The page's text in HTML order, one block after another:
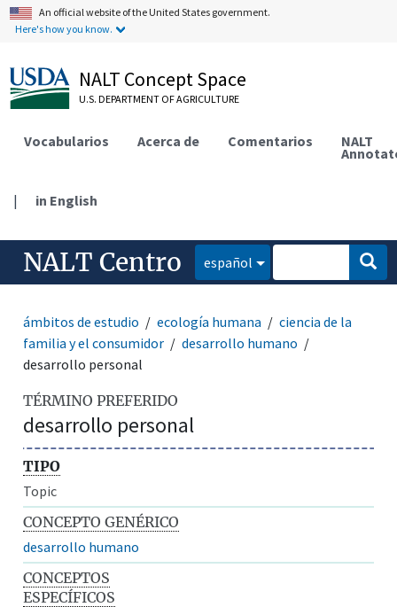
An official website of the United States government.
Here's how you know.
NALT Concept Space
U.S. DEPARTMENT OF AGRICULTURE
Vocabularios Acerca de Comentarios NALT
| in English
NALT Centro español
ámbitos de estudio ecología humana
ciencia de la
familia y el consumidor
desarrollo humano
desarrollo personal
TÉRMINO PREFERIDO
desarrollo personal
TIPO
Topic
CONCEPTO GENÉRICO
desarrollo humano
CONCEPTOS
ESPECÍFICOS